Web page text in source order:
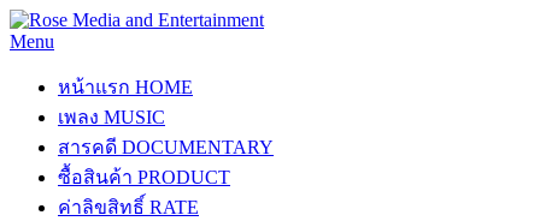
Menu
หน้าแรก HOME
เพลง MUSIC
สารคดี DOCUMENTARY
ซื้อสินค้า PRODUCT
ค่าลิขสิทธิ์ RATE